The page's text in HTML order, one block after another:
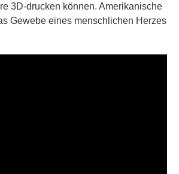
3D-drucken können. Amerikanische
Gewebe eines menschlichen Herzes